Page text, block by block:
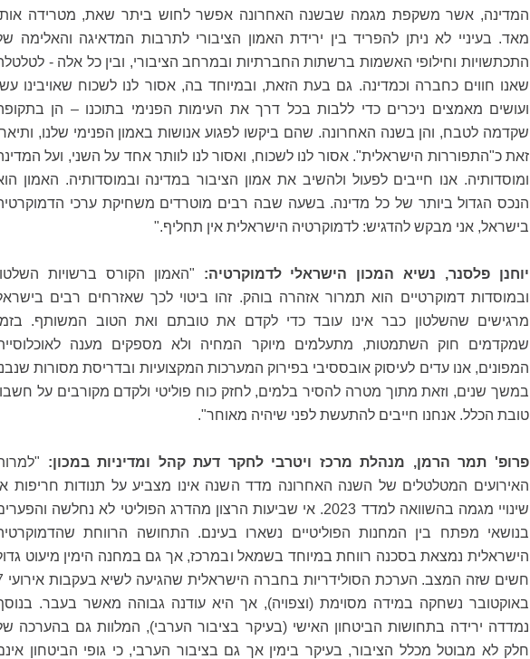
המדינה, אשר משקפת מגמה שבשנה האחרונה אפשר לחוש ביתר שאת, מטרידה
מאד. בעיניי לא ניתן להפריד בין ירידת האמון הציבורי לתרבות המדאיגה והאלימה
התכתשויות וחילופי האשמות ברשתות החברתיות ובמרחב הציבורי, ובין כל אלה -
שאנו חווים כחברה וכמדינה. גם בעת הזאת, ובמיוחד בה, אסור לנו לשכוח שאויבינו
ועושים מאמצים ניכרים כדי ללבות בכל דרך את העימות הפנימי בתוכנו – הן
שקדמה לטבח, והן בשנה האחרונה. שהם ביקשו לפגוע אנושות באמון הפנימי שלנו,
זאת כ"התפוררות הישראלית". אסור לנו לשכוח, ואסור לנו לוותר אחד על השני, ועל
ומוסדותיה. אנו חייבים לפעול ולהשיב את אמון הציבור במדינה ובמוסדותיה. האמון
הנכס הגדול ביותר של כל מדינה. בשעה שבה רבים מוטרדים משחיקת ערכי
בישראל, אני מבקש להדגיש: לדמוקרטיה הישראלית אין תחליף."
יוחנן פלסנר, נשיא המכון הישראלי לדמוקרטיה: "האמון הקורס ברשויות
ובמוסדות דמוקרטיים הוא תמרור אזהרה בוהק. זהו ביטוי לכך שאזרחים רבים
מרגישים שהשלטון כבר אינו עובד כדי לקדם את טובתם ואת הטוב המשותף.
שמקדמים חוק השתמטות, מתעלמים מיוקר המחיה ולא מספקים מענה
המפונים, אנו עדים לעיסוק אובססיבי בפירוק המערכות המקצועיות ובדריסת מסורות
במשך שנים, וזאת מתוך מטרה להסיר בלמים, לחזק כוח פוליטי ולקדם מקורבים על
טובת הכלל. אנחנו חייבים להתעשת לפני שיהיה מאוחר".
פרופ' תמר הרמן, מנהלת מרכז ויטרבי לחקר דעת קהל ומדיניות במכון:
האירועים המטלטלים של השנה האחרונה מדד השנה אינו מצביע על תנודות חריפות
שינויי מגמה בהשוואה למדד 2023. אי שביעות הרצון מהדרג הפוליטי לא נחלשה
בנושאי מפתח בין המחנות הפוליטיים נשארו בעינם. התחושה הרווחת
הישראלית נמצאת בסכנה רווחת במיוחד בשמאל ובמרכז, אך גם במחנה הימין מיעוט
חשים שזה המצב.
באוקטובר נשחקה במידה מסוימת (וצפויה), אך היא עודנה גבוהה מאשר בעבר.
נמדדה ירידה בתחושות הביטחון האישי (בעיקר בציבור הערבי), המלוות גם בהערכה
חלק לא מבוטל מכלל הציבור, בעיקר בימין אך גם בציבור הערבי, כי גופי הביטחון